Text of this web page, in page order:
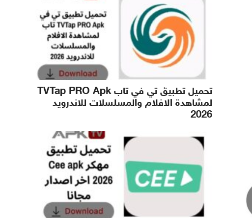
تحميل تطبيق تي في تاب TVTap PRO Apk
لمشاهدة الافلام والمسلسلات للاندرويد
2026